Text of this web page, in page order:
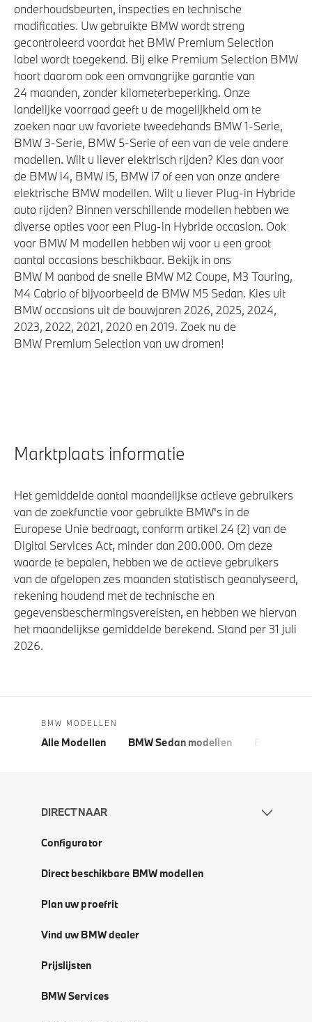
onderhoudsbeurten, inspecties en technische
modificaties. Uw gebruikte BMW wordt streng
gecontroleerd voordat het BMW Premium Selection
label wordt toegekend. Bij elke Premium Selection BMW
hoort daarom ook een omvangrijke garantie van
24 maanden, zonder kilometerbeperking. Onze
landelijke voorraad geeft u de mogelijkheid om te
zoeken naar uw favoriete tweedehands BMW 1-Serie,
BMW 3-Serie, BMW 5-Serie of een van de vele andere
modellen. Wilt u liever elektrisch rijden? Kies dan voor
de BMW i4, BMW i5, BMW i7 of een van onze andere
elektrische BMW modellen. Wilt u liever Plug-in Hybride
auto rijden? Binnen verschillende modellen hebben we
diverse opties voor een Plug-in Hybride occasion. Ook
voor BMW M modellen hebben wij voor u een groot
aantal occasions beschikbaar. Bekijk in ons
BMW M aanbod de snelle BMW M2 Coupe, M3 Touring,
M4 Cabrio of bijvoorbeeld de BMW M5 Sedan. Kies uit
BMW occasions uit de bouwjaren 2026, 2025, 2024,
2023, 2022, 2021, 2020 en 2019. Zoek nu de
BMW Premium Selection van uw dromen!
Marktplaats informatie
Het gemiddelde aantal maandelijkse actieve gebruikers
van de zoekfunctie voor gebruikte BMW's in de
Europese Unie bedraagt, conform artikel 24 (2) van de
Digital Services Act, minder dan 200.000. Om deze
waarde te bepalen, hebben we de actieve gebruikers
van de afgelopen zes maanden statistisch geanalyseerd,
rekening houdend met de technische en
gegevensbeschermingsvereisten, en hebben we hiervan
het maandelijkse gemiddelde berekend. Stand per 31 juli
2026.
BMW MODELLEN
Alle Modellen BMW Sedan modellen
DIRECT NAAR
Configurator
Direct beschikbare BMW modellen
Plan uw proefrit
Vind uw BMW dealer
Prijslijsten
BMW Services